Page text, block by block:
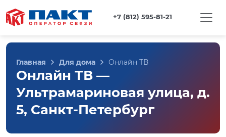
+7 (812) 595-81-21
Главная Для дома Онлайн ТВ
Онлайн ТВ —
Ультрамариновая улица, д.
5, Санкт-Петербург